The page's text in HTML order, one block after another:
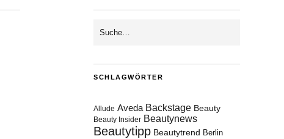
SCHLAGWÖRTER
Allude Aveda Backstage Beauty
Beauty Insider Beautynews
Beautytipp Beautytrend Berlin